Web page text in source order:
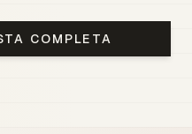
COMPLETA